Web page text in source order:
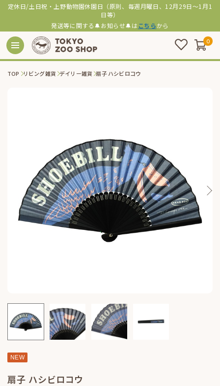
定休日/土日祝・上野動物園休園日（原則、毎週月曜日、12月29日～1月1
日等）
発送等に関する🔔お知らせ🔔は こちらから
0
TOP リビング雑貨 デイリー雑貨 扇子 ハシビロコウ
NEW
扇子 ハシビロコウ